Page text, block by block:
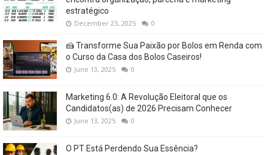
estratégico
December 23, 2025 0
🍰 Transforme Sua Paixão por Bolos em Renda com
o Curso da Casa dos Bolos Caseiros!
June 13, 2025 0
Marketing 6.0: A Revolução Eleitoral que os
Candidatos(as) de 2026 Precisam Conhecer
June 13, 2025 0
O PT Está Perdendo Sua Essência?